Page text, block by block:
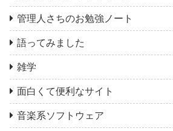
管理人さちのお勉強ノート
語ってみました
雑学
面白くて便利なサイト
音楽系ソフトウェア